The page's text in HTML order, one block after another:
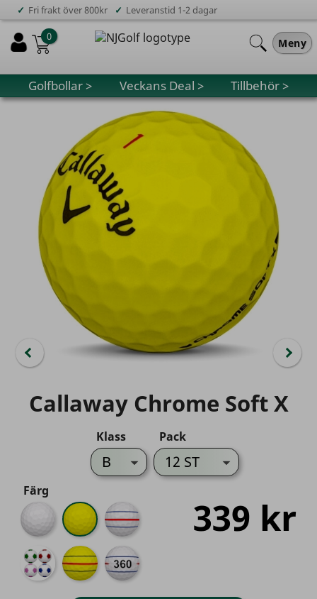
✓ Fri frakt över 800kr ✓ Leveranstid 1-2 dagar
Meny
0
Golfbollar > Veckans Deal > Tillbehör >
Callaway Chrome Soft X
Klass Pack
Färg
Vit Gul
Triple
Track
Truvis
Färg
Mix
Triple
Track
Triple
Track
339 kr